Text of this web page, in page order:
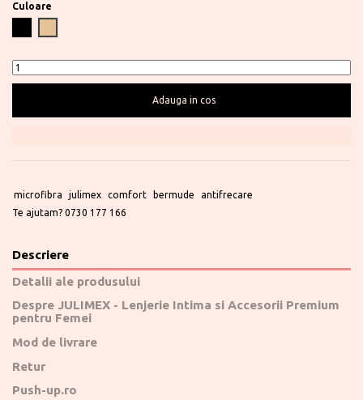
Culoare
Adauga in cos
microfibra julimex comfort bermude
antifrecare
Te ajutam? 0730 177 166
Descriere
Detalii ale produsului
Despre JULIMEX - Lenjerie Intima si Accesorii Premium
pentru Femei
Mod de livrare
Retur
Push-up.ro